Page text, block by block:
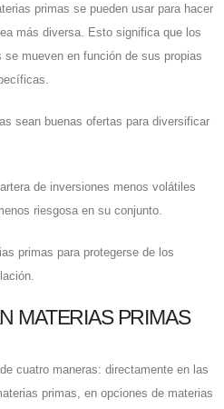
primas se pueden usar para hacer
más diversa. Esto significa que los
mueven en función de sus propias
sean buenas ofertas para diversificar
de inversiones menos volátiles
riesgosa en su conjunto.
primas para protegerse de los
MATERIAS PRIMAS
cuatro maneras: directamente en las
primas, en opciones de materias